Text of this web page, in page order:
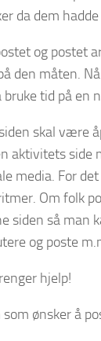
da dem
og postet
den måten.
bruke tid på en
skal være
aktivitets side
media. For
Om folk
siden så man
og poste
hjelp!
som ønsker å